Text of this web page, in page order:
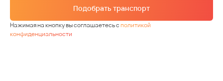
Подобрать транспорт
Нажимая на кнопку вы соглашаетесь сполитикой
конфиденциальности